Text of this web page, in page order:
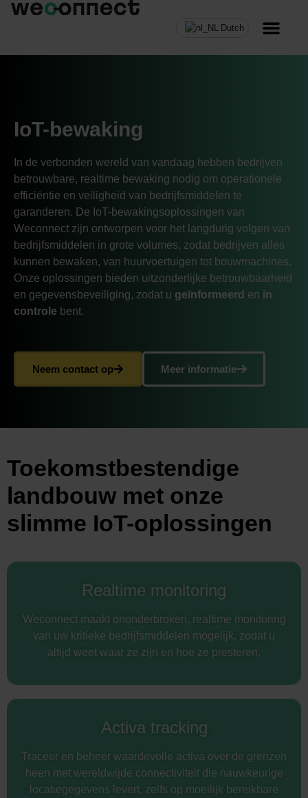
Dutch
IoT-bewaking
In de verbonden wereld van vandaag hebben bedrijven
betrouwbare, realtime bewaking nodig om operationele
efficiëntie en veiligheid van bedrijfsmiddelen te
garanderen. De IoT-bewakingsoplossingen van
Weconnect zijn ontworpen voor het langdurig volgen van
bedrijfsmiddelen in grote volumes, zodat bedrijven alles
kunnen bewaken, van huurvoertuigen tot bouwmachines.
Onze oplossingen bieden uitzonderlijke betrouwbaarheid
en gegevensbeveiliging, zodat u geïnformeerd en in
controle bent.
Neem contact op Meer informatie
Toekomstbestendige
landbouw met onze
slimme IoT-oplossingen
Realtime monitoring
Weconnect maakt ononderbroken, realtime monitoring
van uw kritieke bedrijfsmiddelen mogelijk, zodat u
altijd weet waar ze zijn en hoe ze presteren.
Activa tracking
Traceer en beheer waardevolle activa over de grenzen
heen met wereldwijde connectiviteit die nauwkeurige
locatiegegevens levert, zelfs op moeilijk bereikbare